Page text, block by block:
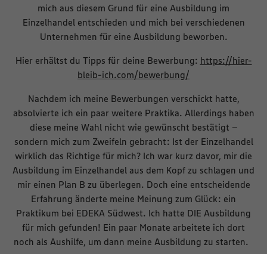
mich aus diesem Grund für eine Ausbildung im
Einzelhandel entschieden und mich bei verschiedenen
Unternehmen für eine Ausbildung beworben.
Hier erhältst du Tipps für deine Bewerbung: https://hier-
bleib-ich.com/bewerbung/
Nachdem ich meine Bewerbungen verschickt hatte,
absolvierte ich ein paar weitere Praktika. Allerdings haben
diese meine Wahl nicht wie gewünscht bestätigt –
sondern mich zum Zweifeln gebracht: Ist der Einzelhandel
wirklich das Richtige für mich? Ich war kurz davor, mir die
Ausbildung im Einzelhandel aus dem Kopf zu schlagen und
mir einen Plan B zu überlegen. Doch eine entscheidende
Erfahrung änderte meine Meinung zum Glück: ein
Praktikum bei EDEKA Südwest. Ich hatte DIE Ausbildung
für mich gefunden! Ein paar Monate arbeitete ich dort
noch als Aushilfe, um dann meine Ausbildung zu starten.